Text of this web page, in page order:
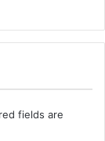
fields are